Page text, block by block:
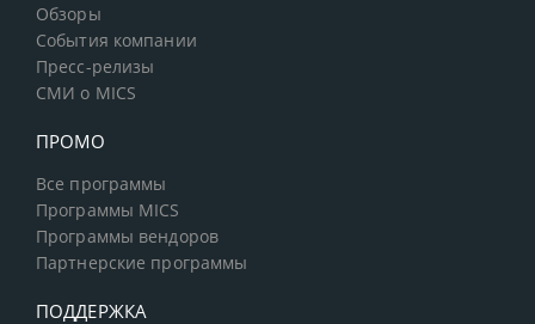
Обзоры
События компании
Пресс-релизы
СМИ о MICS
ПРОМО
Все программы
Программы MICS
Программы вендоров
Партнерские программы
ПОДДЕРЖКА